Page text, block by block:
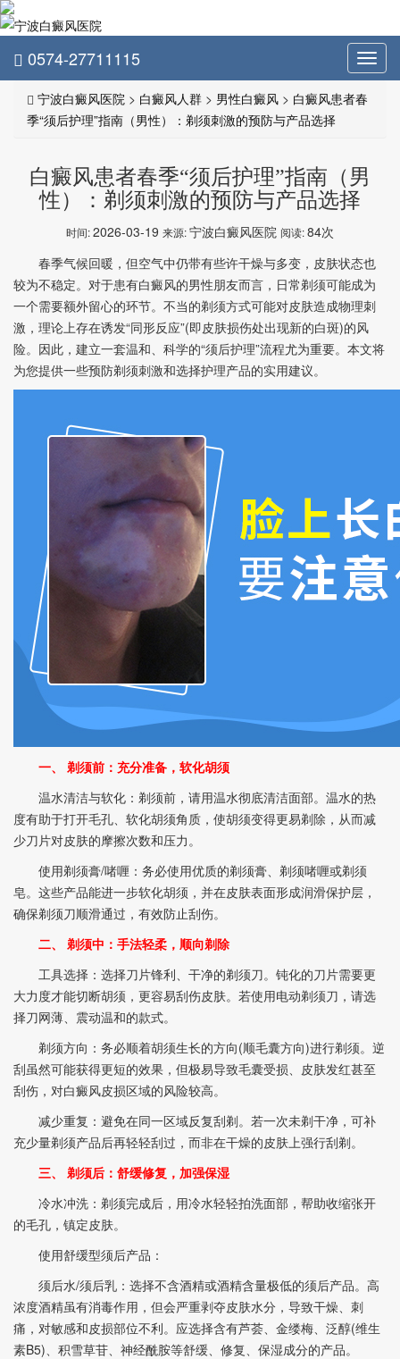
0574-27711115
宁波白癜风医院 > 白癜风人群 > 男性白癜风 > 白癜风患者春
季“须后护理”指南（男性）：剃须刺激的预防与产品选择
白癜风患者春季“须后护理”指南（男
性）：剃须刺激的预防与产品选择
时间:2026-03-19 来源:宁波白癜风医院 阅读:84次
春季气候回暖，但空气中仍带有些许干燥与多变，皮肤状态也
较为不稳定。对于患有白癜风的男性朋友而言，日常剃须可能成为
一个需要额外留心的环节。不当的剃须方式可能对皮肤造成物理刺
激，理论上存在诱发“同形反应”(即皮肤损伤处出现新的白斑)的风
险。因此，建立一套温和、科学的“须后护理”流程尤为重要。本文将
为您提供一些预防剃须刺激和选择护理产品的实用建议。
一、 剃须前：充分准备，软化胡须
温水清洁与软化：剃须前，请用温水彻底清洁面部。温水的热
度有助于打开毛孔、软化胡须角质，使胡须变得更易剃除，从而减
少刀片对皮肤的摩擦次数和压力。
使用剃须膏/啫喱：务必使用优质的剃须膏、剃须啫喱或剃须
皂。这些产品能进一步软化胡须，并在皮肤表面形成润滑保护层，
确保剃须刀顺滑通过，有效防止刮伤。
二、 剃须中：手法轻柔，顺向剃除
工具选择：选择刀片锋利、干净的剃须刀。钝化的刀片需要更
大力度才能切断胡须，更容易刮伤皮肤。若使用电动剃须刀，请选
择刀网薄、震动温和的款式。
剃须方向：务必顺着胡须生长的方向(顺毛囊方向)进行剃须。逆
刮虽然可能获得更短的效果，但极易导致毛囊受损、皮肤发红甚至
刮伤，对白癜风皮损区域的风险较高。
减少重复：避免在同一区域反复刮剃。若一次未剃干净，可补
充少量剃须产品后再轻轻刮过，而非在干燥的皮肤上强行刮剃。
三、 剃须后：舒缓修复，加强保湿
冷水冲洗：剃须完成后，用冷水轻轻拍洗面部，帮助收缩张开
的毛孔，镇定皮肤。
使用舒缓型须后产品：
须后水/须后乳：选择不含酒精或酒精含量极低的须后产品。高
浓度酒精虽有消毒作用，但会严重剥夺皮肤水分，导致干燥、刺
痛，对敏感和皮损部位不利。应选择含有芦荟、金缕梅、泛醇(维生
素B5)、积雪草苷、神经酰胺等舒缓、修复、保湿成分的产品。